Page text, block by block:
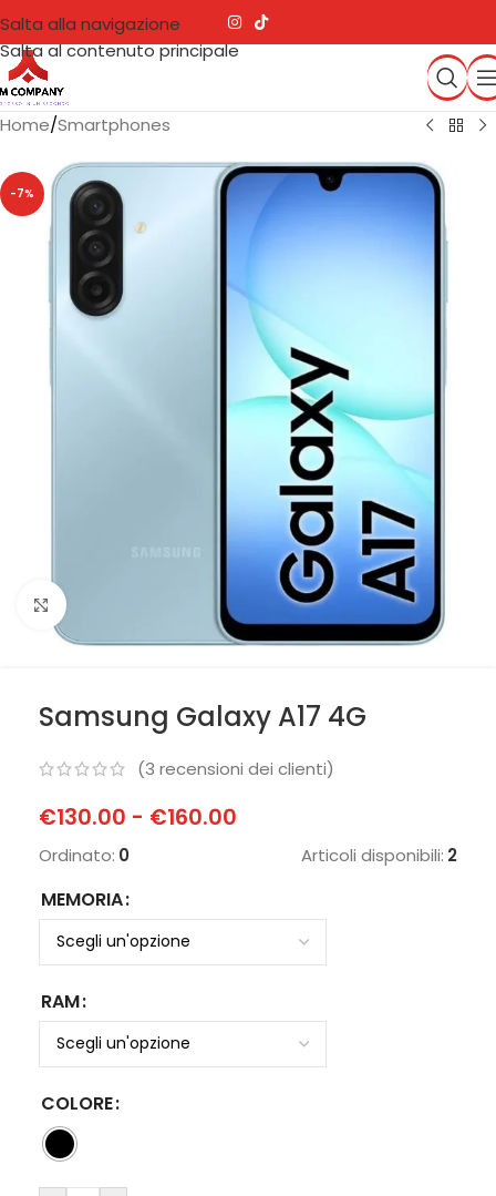
Salta alla navigazione
Salta al contenuto principale
Home/Smartphones
-7%
Clicca per ingrandire
Samsung Galaxy A17 4G
(3 recensioni dei clienti)
€130.00 - €160.00
Ordinato: 0 Articoli disponibili: 2
MEMORIA
RAM
COLORE